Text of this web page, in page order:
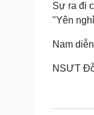
Sự ra đi
"Yên
Nam
NSƯT